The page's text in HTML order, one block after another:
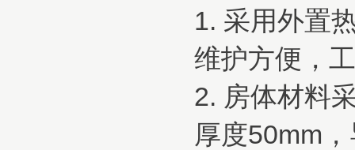
1. 采用外置
维护方便，
2. 房体材料
厚度50mm